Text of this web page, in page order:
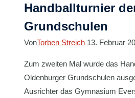
Handballturnier
Grundschulen
VonTorben Streich 13. Februar
Zum zweiten Mal wurde das
Oldenburger Grundschulen
Ausrichter das Gymnasium